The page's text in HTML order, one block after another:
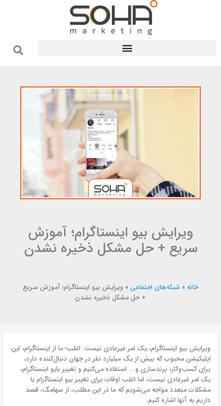
ویرایش بیو اینستاگرام؛ آموزش
سریع + حل مشکل ذخیره نشدن
خانه » شبکه‌های اجتماعی » ویرایش بیو اینستاگرام؛ آموزش سریع
+ حل مشکل ذخیره نشدن
ویرایش بیو اینستاگرام، یک امر غیرعادی نیست. اغلب؛ ما از اینستاگرام، این
اپلیکیشن محبوب که بیش از یک میلیارد نفر در جهان دنبال‌کننده دارد،
برای کسب‌وکار، برندسازی و … استفاده می‌کنیم و تغییر بایو اینستاگرام،
یک امر غیرعادی نیست، اما اغلب اوقات برای تغییر بیو اینستاگرام با
مشکلات متعدد مواجه می‌شویم که ما در این مطلب، از سهامگ، قصد
داریم به آن‎ها اشاره کنیم.